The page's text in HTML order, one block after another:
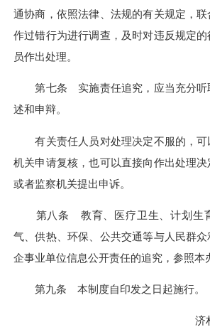
通协商，依照法律、法规的有关规定，
作过错行为进行调查，及时对违反规定
员作出处理。
第七条 实施责任追究，应当充分听
述和申辩。
有关责任人员对处理决定不服的，可
机关申请复核，也可以直接向作出处理
或者监察机关提出申诉。
第八条 教育、医疗卫生、计划生
气、供热、环保、公共交通等与人民群
企事业单位信息公开责任的追究，参照本
第九条 本制度自印发之日起施行。
济